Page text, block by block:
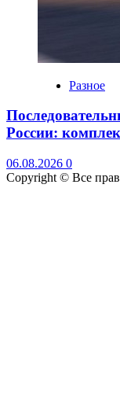
Разное
России:
06.08.2026 0
Copyright © Все